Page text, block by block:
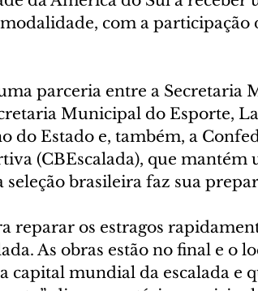
com a participação
parceria entre a Secretaria
Municipal do Esporte,
do Estado e, também, a
(CBEscalada), que mantém
brasileira faz sua
reparar os estragos
As obras estão no final e o
capital mundial da escalada e